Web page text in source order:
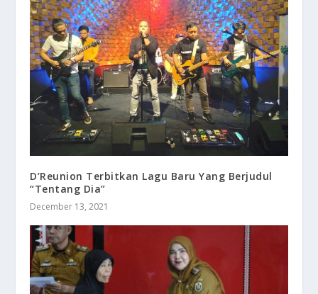
D’Reunion Terbitkan Lagu Baru Yang Berjudul
“Tentang Dia”
December 13, 2021